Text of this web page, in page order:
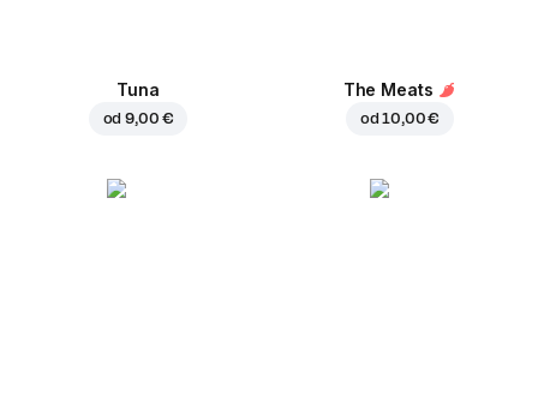
Tuna
od9,00 €
The Meats
od10,00 €